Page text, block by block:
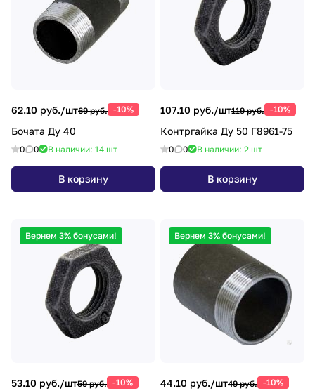
62.10 руб./шт69 руб. -10%
Бочата Ду 40
0 0 В наличии: 14 шт
В корзину
107.10 руб./шт119 руб. -10%
Контргайка Ду 50 Г8961-75
0 0 В наличии: 2 шт
В корзину
Вернем 3% бонусами!
53.10 руб./шт59 руб. -10%
Вернем 3% бонусами!
44.10 руб./шт49 руб. -10%